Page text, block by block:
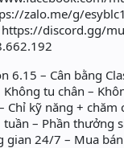
zalo.me/g/
discord.gg/
6.15 – Cân bằng
tu chân –
Chỉ kỹ năng +
– Phần thưởng
24/7 – Mua